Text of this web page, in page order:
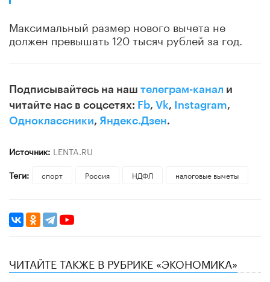
Максимальный размер нового вычета не
должен превышать 120 тысяч рублей за год.
Подписывайтесь на наш телеграм-канал и
читайте нас в соцсетях: Fb, Vk, Instagram,
Одноклассники, Яндекс.Дзен.
Источник: LENTA.RU
Теги:
спорт Россия НДФЛ налоговые вычеты
ЧИТАЙТЕ ТАКЖЕ В РУБРИКЕ «ЭКОНОМИКА»